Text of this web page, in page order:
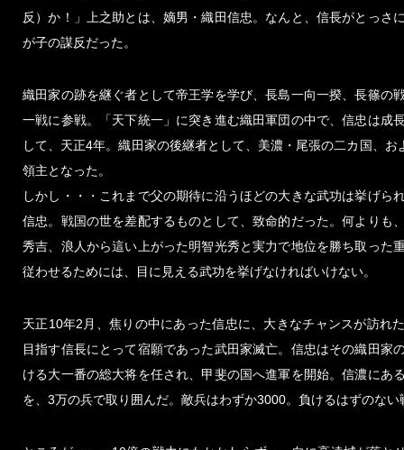
反）か！」上之助とは、嫡男・織田信忠。なんと、信長がとっさ
が子の謀反だった。
織田家の跡を継ぐ者として帝王学を学び、長島一向一揆、長篠の
一戦に参戦。「天下統一」に突き進む織田軍団の中で、信忠は成
して、天正4年。織田家の後継者として、美濃・尾張の二カ国、お
領主となった。
しかし・・・これまで父の期待に沿うほどの大きな武功は挙げら
信忠。戦国の世を差配するものとして、致命的だった。何よりも
秀吉、浪人から這い上がった明智光秀と実力で地位を勝ち取った
従わせるためには、目に見える武功を挙げなければいけない。
天正10年2月、焦りの中にあった信忠に、大きなチャンスが訪れ
目指す信長にとって宿願であった武田家滅亡。信忠はその織田家
ける大一番の総大将を任され、甲斐の国へ進軍を開始。信濃にあ
を、3万の兵で取り囲んだ。敵兵はわずか3000。負けるはずのない